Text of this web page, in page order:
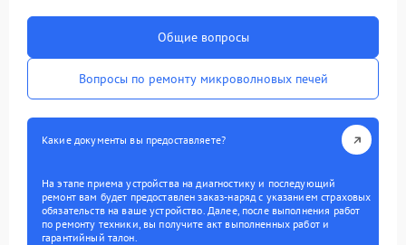
Общие вопросы
Вопросы по ремонту микроволновых печей
Какие документы вы предоставляете?
На этапе приема устройства на диагностику и последующий
ремонт вам будет предоставлен заказ-наряд с указанием страховых
обязательств на ваше устройство. Далее, после выполнения работ
по ремонту техники, вы получите акт выполненных работ и
гарантийный талон.